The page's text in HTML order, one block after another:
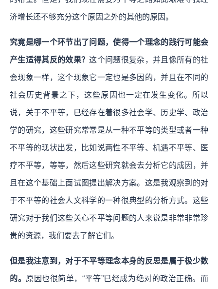
济增长还不够充分这个原因之外的其他的原因。
究竟是哪一个环节出了问题，使得一个理念的践行可能会
产生适得其反的效果？这个问题很复杂，并且像所有的社
会现象一样，这个现象它一定也是多因的，并且在不同的
社会历史背景之下，这些原因也一定在发生变化。所以
说，关于不平等，已经存在着很多社会学、历史学、政治
学的研究，这些研究常常是从一种不平等的类型或者一种
不平等的现状出发，比如说两性不平等、机遇不平等、医
疗不平等，等等，然后这些研究就会去分析它的成因，并
且在这个基础上面试图提出解决方案。这是我观察到的对
于不平等的社会人文科学的一种很典型的分析方式。这些
研究对于我们这些关心不平等问题的人来说是非常非常珍
贵的资源，我们要去了解它们。
但是我注意到，对于不平等理念本身的反思是属于极少数
的。 原因也很简单，“平等”已经成为绝对的政治正确。而